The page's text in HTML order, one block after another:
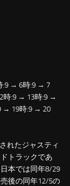
:9 → 6時:9 → 7
時:9 → 13時:9 →
→ 19時:9 → 20
れたジャスティ
トラックであ
本では同年8/29
後の同年12/5の